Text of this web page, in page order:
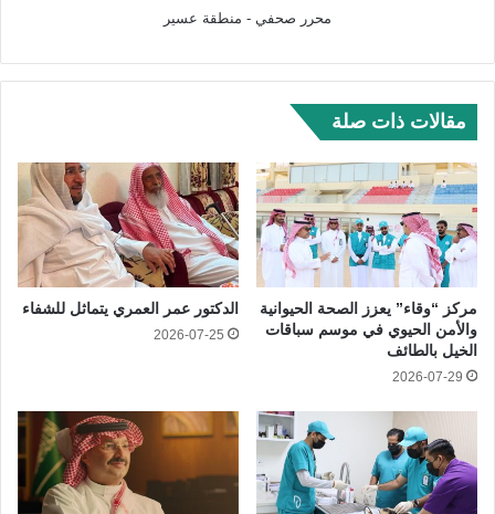
محرر صحفي - منطقة عسير
مقالات ذات صلة
مركز “وقاء” يعزز الصحة الحيوانية
والأمن الحيوي في موسم سباقات
الخيل بالطائف
2026-07-29
الدكتور عمر العمري يتماثل للشفاء
2026-07-25